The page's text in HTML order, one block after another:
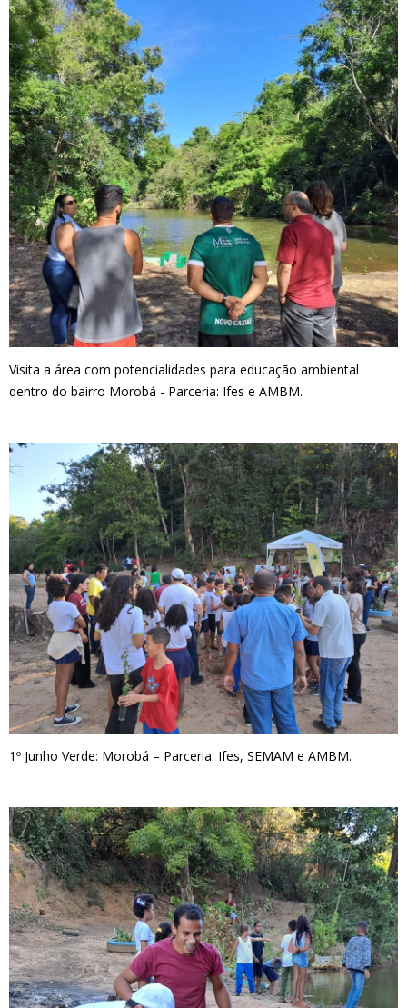
Visita a área com potencialidades para educação ambiental
dentro do bairro Morobá - Parceria: Ifes e AMBM.
1º Junho Verde: Morobá – Parceria: Ifes, SEMAM e AMBM.